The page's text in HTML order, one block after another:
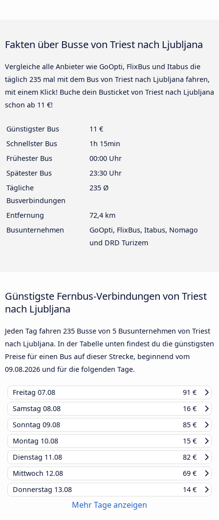
Fakten über Busse von Triest nach Ljubljana
Vergleiche alle Anbieter wie GoOpti, FlixBus und Itabus die
täglich 235 mal mit dem Bus von Triest nach Ljubljana fahren,
mit einem Klick! Buche dein Busticket von Triest nach Ljubljana
schon ab 11 €!
Günstigster Bus
11 €
Schnellster Bus
1h 15min
Frühester Bus
00:00 Uhr
Spätester Bus
23:30 Uhr
Tägliche
Busverbindungen
235 Ø
Entfernung
72,4 km
Busunternehmen
GoOpti, FlixBus, Itabus, Nomago
und DRD Turizem
Günstigste Fernbus-Verbindungen von Triest
nach Ljubljana
Jeden Tag fahren 235 Busse von 5 Busunternehmen von Triest
nach Ljubljana. In der Tabelle unten findest du die günstigsten
Preise für einen Bus auf dieser Strecke, beginnend vom
09.08.2026 und für die folgenden Tage.
Freitag 07.08
91 €
Samstag 08.08
16 €
Sonntag 09.08
85 €
Montag 10.08
15 €
Dienstag 11.08
82 €
Mittwoch 12.08
69 €
Donnerstag 13.08 14 €
Mehr Tage anzeigen